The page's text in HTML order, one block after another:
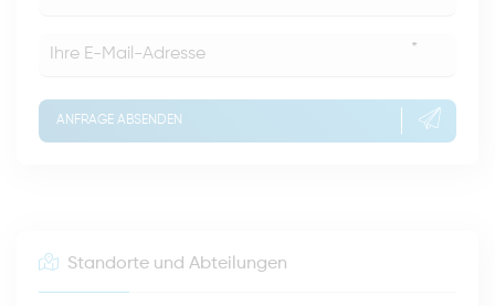
*
ANFRAGE ABSENDEN
Standorte und Abteilungen